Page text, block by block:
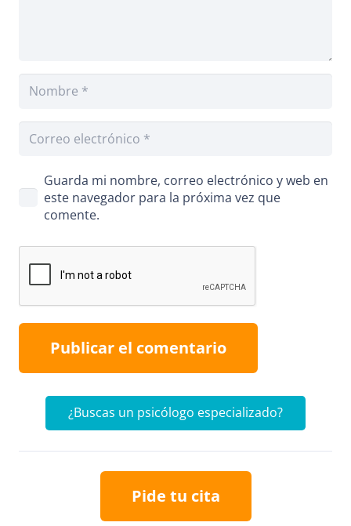
Guarda mi nombre, correo electrónico y web en
este navegador para la próxima vez que
comente.
Publicar el comentario
¿Buscas un psicólogo especializado?
Pide tu cita